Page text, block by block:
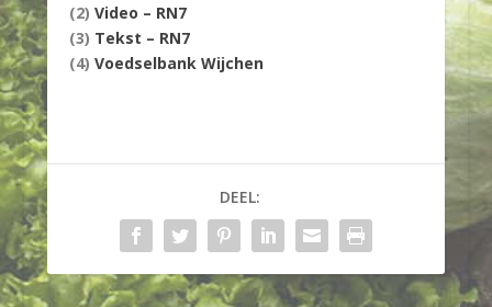
(2) Video – RN7
(3) Tekst – RN7
(4) Voedselbank Wijchen
DEEL: